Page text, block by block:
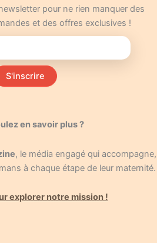
pour ne rien manquer des
et des offres exclusives !
S'inscrire
en savoir plus ?
, le média engagé qui accompagne,
à chaque étape de leur maternité.
explorer notre mission !